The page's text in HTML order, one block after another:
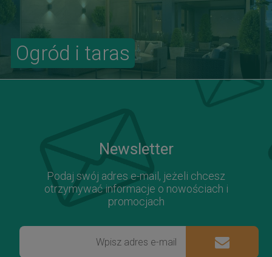
Ogród i taras
Newsletter
Podaj swój adres e-mail, jeżeli chcesz
otrzymywać informacje o nowościach i
promocjach